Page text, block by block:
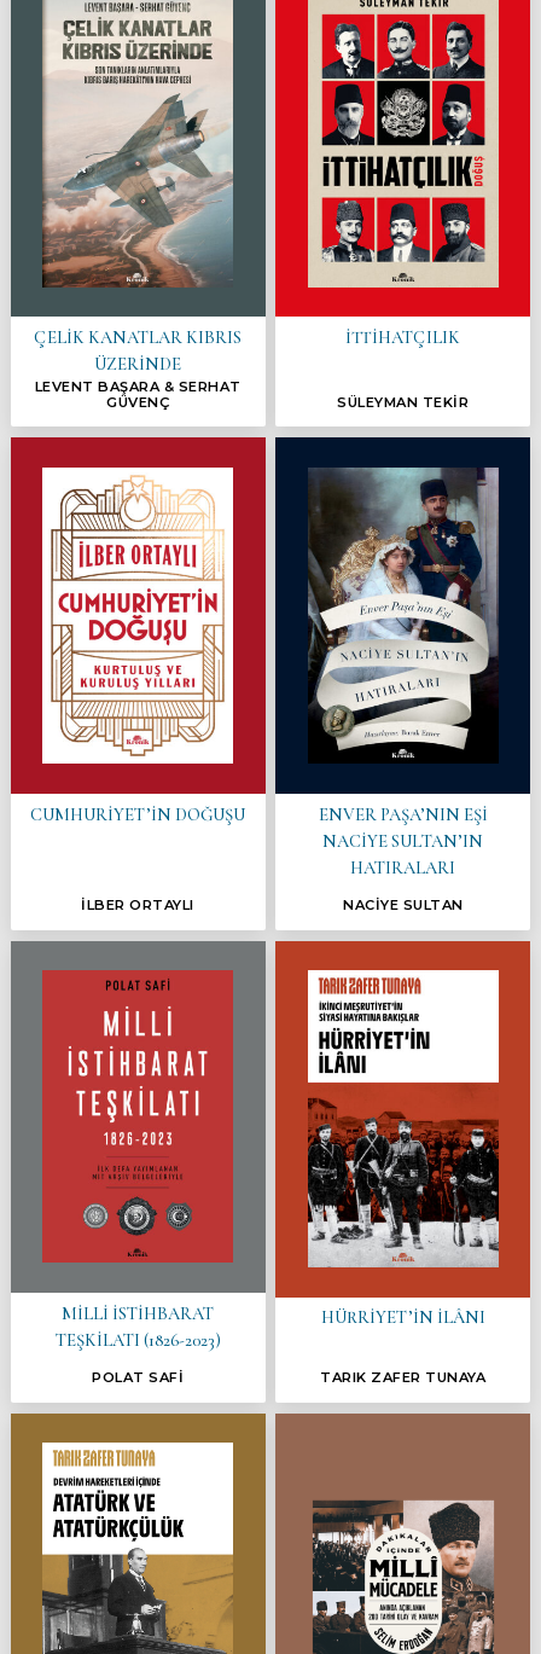
ÇELİK KANATLAR KIBRIS
ÜZERİNDE
LEVENT BAŞARA & SERHAT
GÜVENÇ
İTTİHATÇILIK
SÜLEYMAN TEKİR
CUMHURİYET’İN DOĞUŞU
İLBER ORTAYLI
ENVER PAŞA’NIN EŞİ
NACİYE SULTAN’IN
HATIRALARI
NACİYE SULTAN
MİLLİ İSTİHBARAT
TEŞKİLATI (1826-2023)
POLAT SAFİ
HÜRRİYET’İN İLÂNI
TARIK ZAFER TUNAYA